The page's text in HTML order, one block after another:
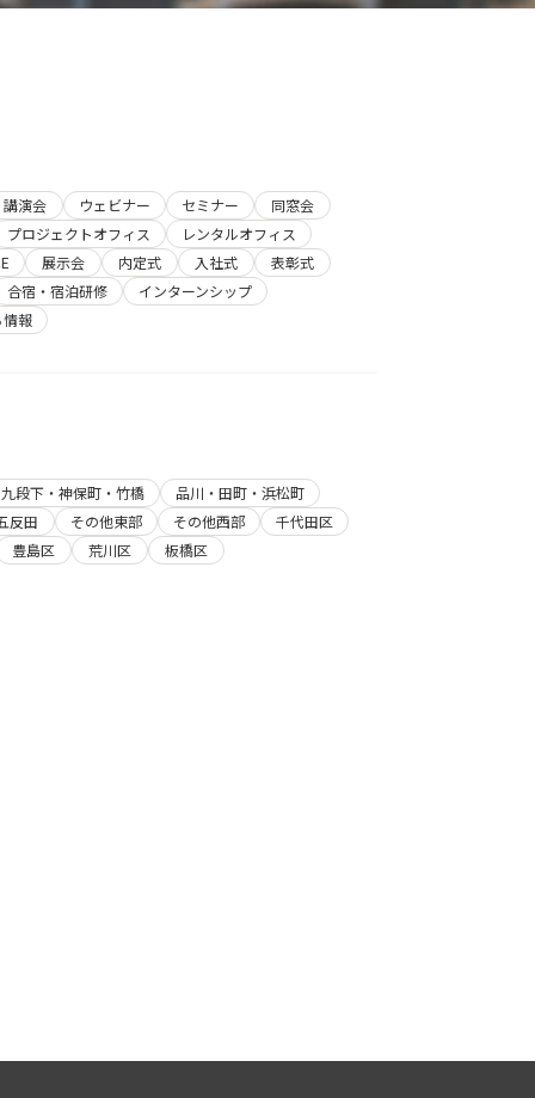
講演会 ウェビナー セミナー
同窓会
プロジェクトオフィス
レンタルオフィス
展示会 内定式 入社式
表彰式
合宿・宿泊研修
インターンシップ
情報
段下・神保町・竹橋
品川・田町・浜松町
反田 その他東部 その他西部
千代田区
豊島区 荒川区
板橋区